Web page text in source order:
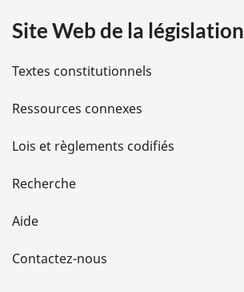
i
l
s
d
e
l
Site Web de la législation
Textes constitutionnels
Ressources connexes
Lois et règlements codifiés
Recherche
Aide
Contactez-nous